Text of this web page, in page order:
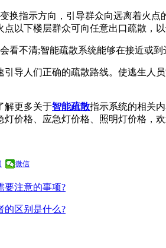
指示方向，引导群众向远离着火点
以下楼层群众可向任意出口疏散，以
不清;智能疏散系统能够在接近或到
人们正确的疏散路线。使逃生人
更多关于智能疏散指示系统的相关
价格、应急灯价格、照明灯价格，
微信
要注意的事项?
的区别是什么?